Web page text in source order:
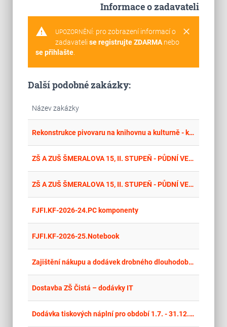
Informace o zadavateli
warning clear
UPOZORNĚNÍ: pro zobrazení informací o
zadavateli se registrujte ZDARMAnebo
se přihlašte.
Další podobné zakázky:
Název zakázky
Rekonstrukce pivovaru na knihovnu a kulturně - kreativní centrum města Velká Bíteš – expozice
ZŠ A ZUŠ ŠMERALOVA 15, II. STUPEŇ - PŮDNÍ VESTAVBA, ODBORNÉ UČEBNY - DODÁVKA IT
ZŠ A ZUŠ ŠMERALOVA 15, II. STUPEŇ - PŮDNÍ VESTAVBA, ODBORNÉ UČEBNY - DODÁVKA IT
FJFI.KF-2026-24.PC komponenty
FJFI.KF-2026-25.Notebook
Zajištění nákupu a dodávek drobného dlouhodobého hmotného majetku a drobného hmotného majetku
Dostavba ZŠ Čistá – dodávky IT
Dodávka tiskových náplní pro období 1.7. - 31.12. 2026